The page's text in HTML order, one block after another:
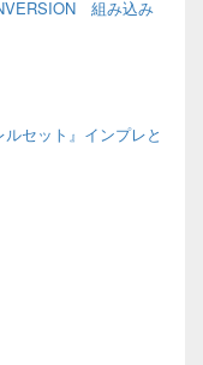
組み込み
セット』インプレと